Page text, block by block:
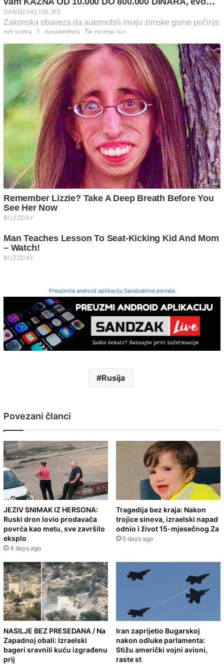
Preuzmite android aplikaciju Sandzaklive portala
Rusija
Povezani članci
JEZIV SNIMAK IZ HERSONA:
Ruski dron lovio prodavača
povrća kao metu, sve završilo
eksplo
4 days ago
Tragedija bez kraja: Nakon
trojice sinova, izraelski napad
odnio i život 15-mjesečnog Za
5 days ago
NASILJE BEZ PRESEDANA / Na
Zapadnoj obali: Izraelski
bageri sravnili kuću izgrađenu
prij
Iran zaprijetio Bugarskoj
nakon odluke parlamenta:
Stižu američki vojni avioni,
raste st